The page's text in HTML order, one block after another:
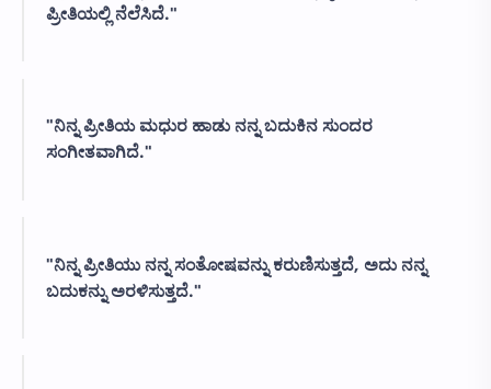
ಪ್ರೀತಿಯಲ್ಲಿ ನೆಲೆಸಿದೆ."
"ನಿನ್ನ ಪ್ರೀತಿಯ ಮಧುರ ಹಾಡು ನನ್ನ ಬದುಕಿನ ಸುಂದರ
ಸಂಗೀತವಾಗಿದೆ."
"ನಿನ್ನ ಪ್ರೀತಿಯು ನನ್ನ ಸಂತೋಷವನ್ನು ಕರುಣಿಸುತ್ತದೆ, ಅದು ನನ್ನ
ಬದುಕನ್ನು ಅರಳಿಸುತ್ತದೆ."